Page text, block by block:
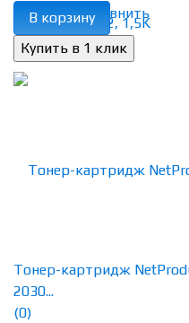
избранное сравнить
В корзину
Тонер-картридж
2030...
(0)